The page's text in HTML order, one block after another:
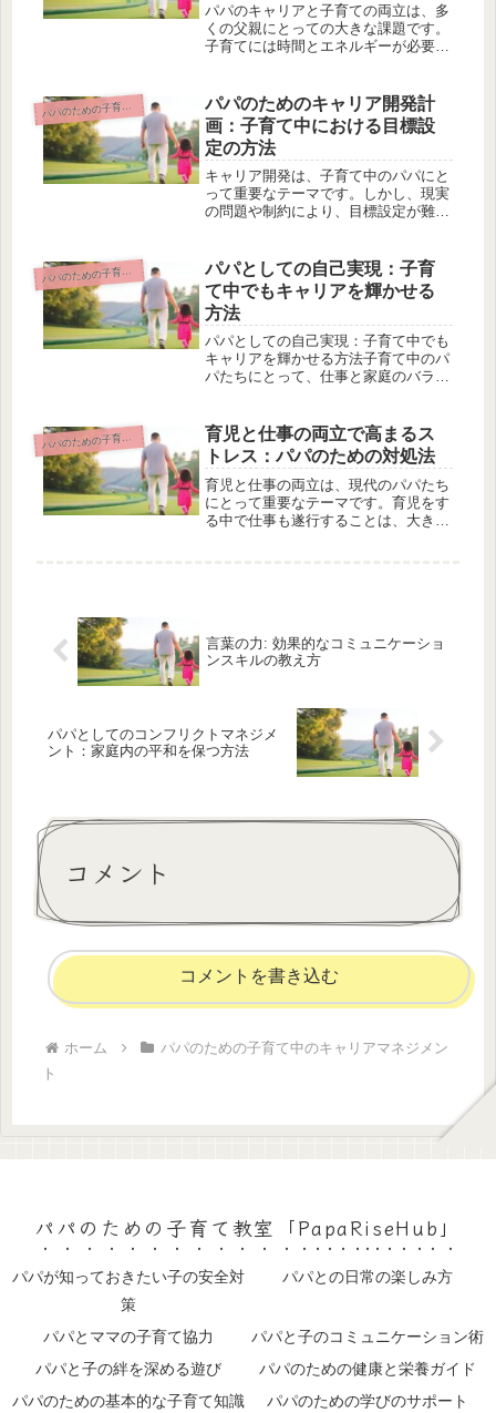
パパのキャリアと子育ての両立は、多
くの父親にとっての大きな課題です。
子育てには時間とエネルギーが必要で
とは容易ではありません。この記事で
は、パパに必要なスキルセットを紹介
しま...
パパのための子育て中のキャリアマネジメント
パパのためのキャリア開発計
画：子育て中における目標設
定の方法
キャリア開発は、子育て中のパパにと
って重要なテーマです。しかし、現実
の問題や制約により、目標設定が難し
な方法を紹介します。子育て中のパパ
が目標を設定し、それを実現するため
の...
パパのための子育て中のキャリアマネジメント
パパとしての自己実現：子育
て中でもキャリアを輝かせる
方法
パパとしての自己実現：子育て中でも
キャリアを輝かせる方法子育て中のパ
パたちにとって、仕事と家庭のバラン
たすことは容易ではありません。しか
し、この記事では子育て中のパパたち
に...
パパのための子育て中のキャリアマネジメント
育児と仕事の両立で高まるス
トレス：パパのための対処法
育児と仕事の両立は、現代のパパたち
にとって重要なテーマです。育児をす
る中で仕事も遂行することは、大きな
言葉の力: 効果的なコミュニケーショ
ンスキルの教え方
パパとしてのコンフリクトマネジメ
ント：家庭内の平和を保つ方法
コメント
コメントを書き込む
ホーム
パパのための子育て中のキャリアマネジメン
ト
パパのための子育て教室「PapaRiseHub」
パパが知っておきたい子の安全対
策
パパとの日常の楽しみ方
パパとママの子育て協力
パパと子のコミュニケーション術
パパと子の絆を深める遊び
パパのための健康と栄養ガイド
パパのための基本的な子育て知識
パパのための学びのサポート